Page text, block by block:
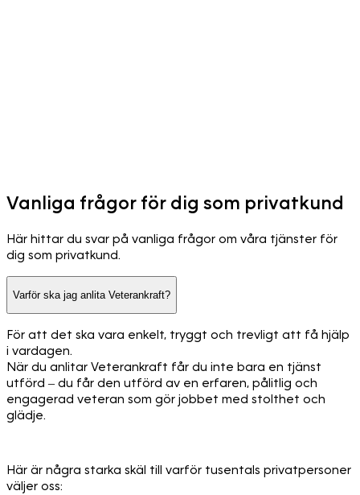
Vanliga frågor för dig som privatkund
Här hittar du svar på vanliga frågor om våra tjänster för
dig som privatkund.
Varför ska jag anlita Veterankraft?
För att det ska vara enkelt, tryggt och trevligt att få hjälp
i vardagen.
När du anlitar Veterankraft får du inte bara en tjänst
utförd – du får den utförd av en erfaren, pålitlig och
engagerad veteran som gör jobbet med stolthet och
glädje.
Här är några starka skäl till varför tusentals privatpersoner
väljer oss: